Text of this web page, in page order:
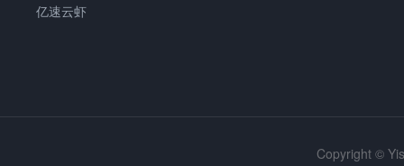
亿速云虾
Copyright ©